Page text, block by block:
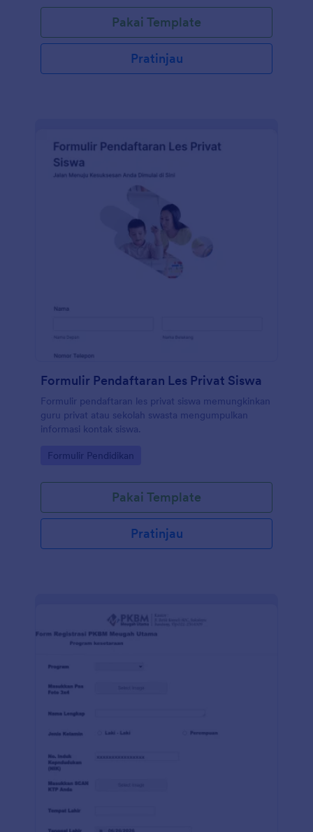
Pakai Template
Pratinjau
Formulir Pendaftaran Les Privat Siswa
Formulir pendaftaran les privat siswa memungkinkan
guru privat atau sekolah swasta mengumpulkan
informasi kontak siswa.
Go to Category:
Formulir Pendidikan
Pakai Template
Pratinjau